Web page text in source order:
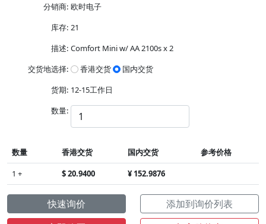
分销商: 欧时电子
库存: 21
描述: Comfort Mini w/ AA 2100s x 2
交货地选择:
香港交货
国内交货
货期: 12-15工作日
数量:
数量 香港交货 国内交货
参考价格
1 +
$ 20.9400 ¥ 152.9876
快速询价
添加到询价列表